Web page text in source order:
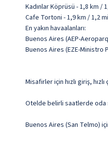
Kadınlar Köprüsü - 1,8 km /
Cafe Tortoni - 1,9 km / 1,2 mi
En yakın havaalanları:
Buenos Aires (AEP-
Buenos Aires (EZE-Ministro
Misafirler için hızlı giriş,
Otelde belirli saatlerde oda
Buenos Aires (San Telmo)